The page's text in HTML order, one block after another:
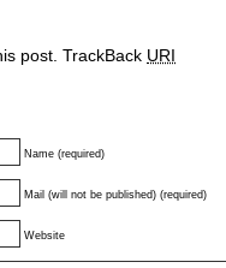
post. TrackBack URI
Name (required)
Mail (will not be published) (required)
Website